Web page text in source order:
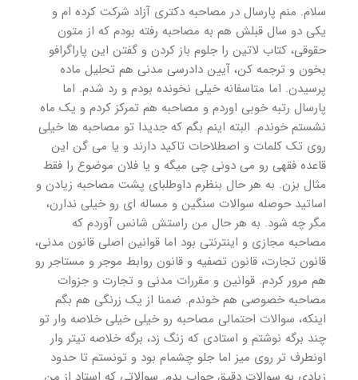
سلام. منم پارسال در مصاحبه دکتری آزاد شرکت کرده ام و
یکی دو سال قبلش هم به مصاحبه رفته بودم که از متون
حقوقی، کتاب لاتین را جلوم باز کردن و گفتن این پاراگرافو
بخون و ترجمه کن، آیین دادرسی مدنی هم تحلیل ماده
پرسیدن. اما متاسفانه خیلی نخونده بودم و رد شدم. اما
پارسال رتبه خوبی اوردم و مصاحبه هم تمرکز کردم و یک ماه
نشستم خوندم. البته اینم بگم که جدیدا تو مصاحبه ها خیلی
روی تک کلمات و اصطلاحات تاکید دارند و یا می گن این
قاعده فقهی رو می دونی چی میگه و یا فلان موضوع را فقط
مثال بزن. به هر حال بنظرم داوطلبای پشت مصاحبه زیادن و
اساتید حوصله سوالات سنگین و مساله ای رو خیلی ندارن،
مگر چه شود. به هر حال من راستش شانس آوردم که
مصاحبه مجازی و اینترنتی بود اما قوانین اصلی قانون مدنی،
قانون تجارت، قانون تصفیه و قانون روابط موجر و مستاجر رو
هم مرور کردم. قوانین و مقررات مدنی و تجارت و جزوات
مصاحبه خصوصی هم خوندم. ضمنا از یک زرنگی هم بگم
اینکه، سوالات احتمالی مصاحبه رو خیلی خیلی خلاصه وار تو
چند برگه نوشتم و استادی که زنگ زد، برگه خلاصه تیتر وار
اونطرف تر روی میز اما جلو چشمام بود و تونستم تا حدود